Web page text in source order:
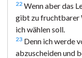
22 Wenn aber das
gibt zu fruchtbarer
ich wählen soll.
23 Denn ich werde
abzuscheiden und